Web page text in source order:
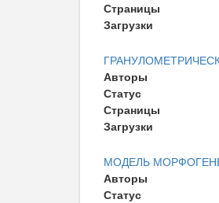
Страницы
Загрузки
Авторы
Статус
Страницы
Загрузки
МОДЕЛЬ
Авторы
Статус